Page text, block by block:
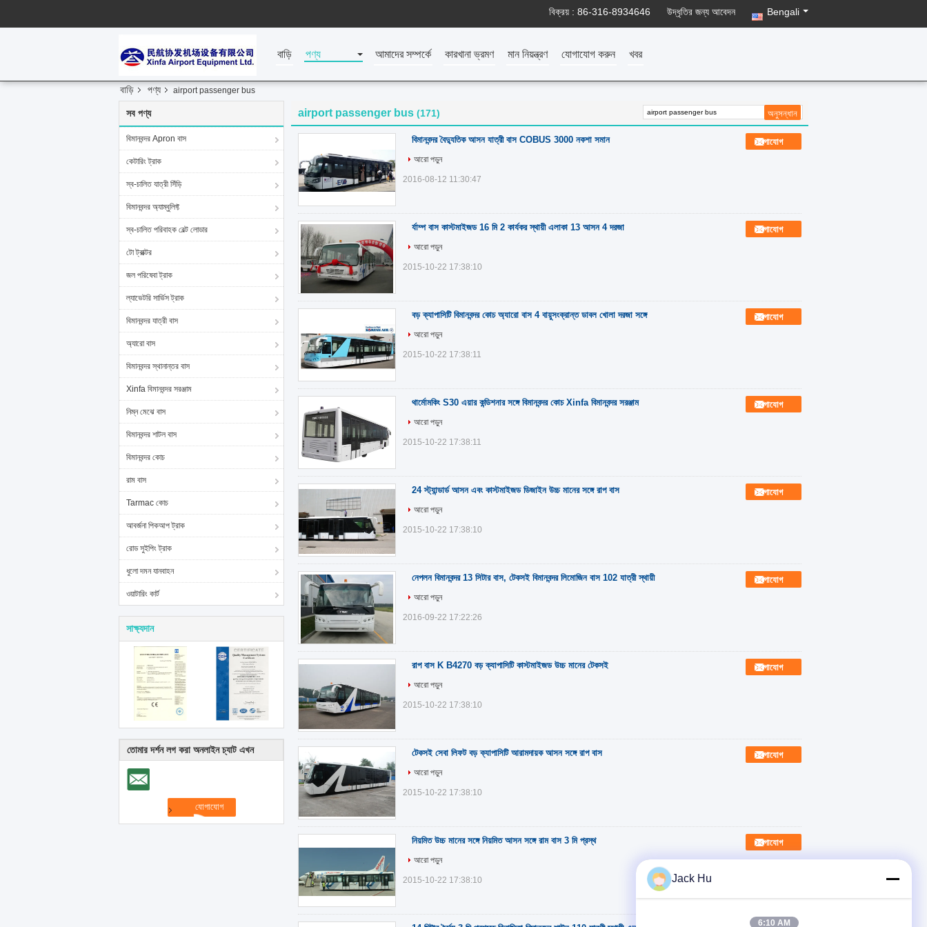
বিক্রয় : 86-316-8934646 উদ্ধৃতির জন্য আবেদন Bengali
বাড়ি পণ্য আমাদের সম্পর্কে কারখানা ভ্রমণ মান নিয়ন্ত্রণ যোগাযোগ করুন খবর
বাড়ি পণ্য airport passenger bus
সব পণ্য
বিমানবন্দর Apron বাস
কেটারিং ট্রাক
স্ব-চালিত যাত্রী সিঁড়ি
বিমানবন্দর অ্যাম্বুলিফ্ট
স্ব-চালিত পরিবাহক বেল্ট লোডার
টো ট্রাক্টর
জল পরিষেবা ট্রাক
ল্যাভেটরি সার্ভিস ট্রাক
বিমানবন্দর যাত্রী বাস
অ্যারো বাস
বিমানবন্দর স্থানান্তর বাস
Xinfa বিমানবন্দর সরঞ্জাম
নিম্ন মেঝে বাস
বিমানবন্দর শাটল বাস
বিমানবন্দর কোচ
রাম বাস
Tarmac কোচ
আবর্জনা পিকআপ ট্রাক
রোড সুইপিং ট্রাক
ধুলো দমন যানবাহন
ওয়াটারিং কার্ট
সাক্ষ্যদান
তোমার দর্শন লগ করা অনলাইন চ্যাট এখন
airport passenger bus (171)
বিমানবন্দর বৈদ্যুতিক আসন যাত্রী বাস COBUS 3000 নকশা সমান যোগাযোগ
আরো পড়ুন
2016-08-12 11:30:47
র্যাম্প বাস কাস্টমাইজড 16 মি 2 কার্যকর স্থায়ী এলাকা 13 আসন 4 দরজা যোগাযোগ
আরো পড়ুন
2015-10-22 17:38:10
বড় ক্যাপাসিটি বিমানবন্দর কোচ অ্যারো বাস 4 বায়ুসংক্রান্ত ডাবল খোলা দরজা সঙ্গে যোগাযোগ
আরো পড়ুন
2015-10-22 17:38:11
থার্মোমকিং S30 এয়ার কন্ডিশনার সঙ্গে বিমানবন্দর কোচ Xinfa বিমানবন্দর সরঞ্জাম যোগাযোগ
আরো পড়ুন
2015-10-22 17:38:11
24 স্ট্যান্ডার্ড আসন এবং কাস্টমাইজড ডিজাইন উচ্চ মানের সঙ্গে রাপ বাস যোগাযোগ
আরো পড়ুন
2015-10-22 17:38:10
নেপলন বিমানবন্দর 13 সিটার বাস, টেকসই বিমানবন্দর লিমোজিন বাস 102 যাত্রী স্থায়ী যোগাযোগ
আরো পড়ুন
2016-09-22 17:22:26
রাপ বাস K B4270 বড় ক্যাপাসিটি কাস্টমাইজড উচ্চ মানের টেকসই যোগাযোগ
আরো পড়ুন
2015-10-22 17:38:10
টেকসই সেবা লিফট বড় ক্যাপাসিটি আরামদায়ক আসন সঙ্গে রাপ বাস যোগাযোগ
আরো পড়ুন
2015-10-22 17:38:10
নিয়মিত উচ্চ মানের সঙ্গে নিয়মিত আসন সঙ্গে রাম বাস 3 মি প্রস্থ যোগাযোগ
আরো পড়ুন
2015-10-22 17:38:10 Jack Hu
6:10 AM